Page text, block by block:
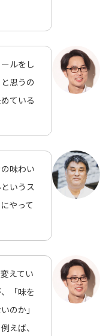
ルをし
思うの
ている
味わい
いうス
やって
えてい
「味を
のか」
えば、